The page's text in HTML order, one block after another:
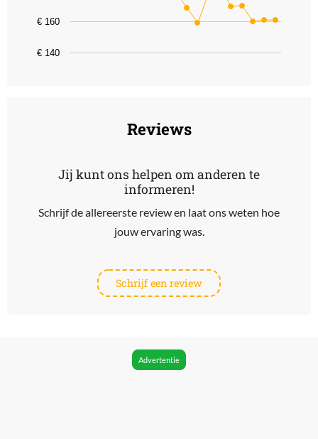
€ 140
€ 160
Reviews
Jij kunt ons helpen om anderen te
informeren!
Schrijf de allereerste review en laat ons weten hoe
jouw ervaring was.
Schrijf een review
Advertentie